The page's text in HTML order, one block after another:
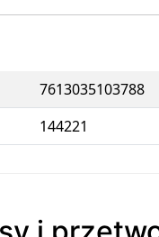
7613035103788
144221